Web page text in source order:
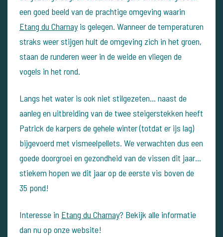
een goed beeld van de prachtige omgeving waarin
Etang du Charnayis gelegen. Wanneer de temperaturen
straks weer stijgen hult de omgeving zich in het groen,
staan de runderen weer in de weide en vliegen de
vogels in het rond.
Langs het water is ook niet stilgezeten... naast de
aanleg en uitbreiding van de twee steigerstekken heeft
Patrick de karpers de gehele winter (totdat er ijs lag)
bijgevoerd met vismeelpellets. We verwachten dus een
goede doorgroei en gezondheid van de vissen dit jaar...
stiekem hopen we dit jaar op de eerste vis boven de
35 pond!
Interesse in Etang du Charnay? Bekijk alle informatie
dan nu op onze website!